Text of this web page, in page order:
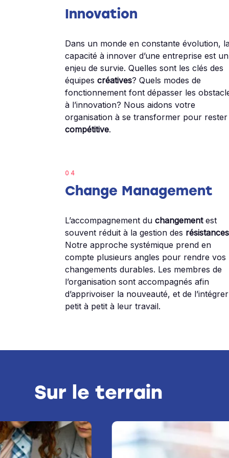
Innovation
Dans un monde en constante évolution,
capacité à innover d’une entreprise est un
enjeu de survie. Quelles sont les clés des
équipescréatives? Quels modes de
fonctionnement font dépasser les
à l’innovation? Nous aidons votre
organisation à se transformer pour rester
compétitive.
04
Change Management
L’accompagnement duchangementest
souvent réduit à la gestion des résistances
Notre approche systémique prend en
compte plusieurs angles pour rendre vos
changements durables. Les membres de
l’organisation sont accompagnés afin
d’apprivoiser la nouveauté, et de l’intégrer
petit à petit à leur travail.
Sur le terrain